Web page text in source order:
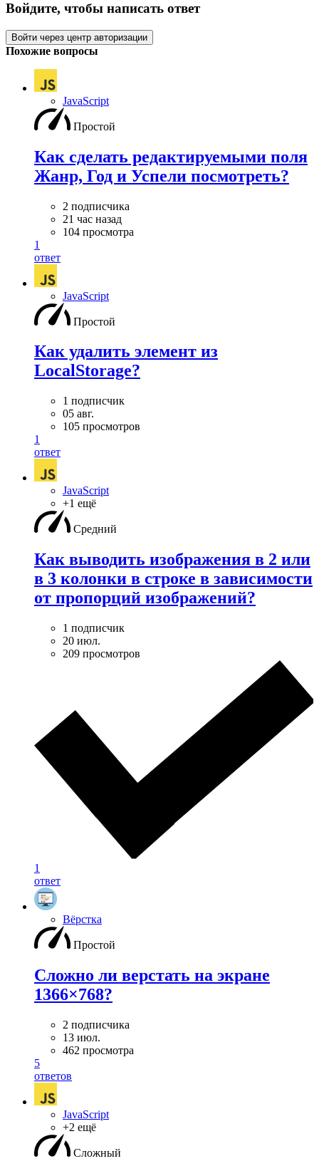
Войдите, чтобы написать ответ
Войти через центр авторизации
Похожие вопросы
JavaScript
Простой
Как сделать редактируемыми поля
Жанр, Год и Успели посмотреть?
2 подписчика
21 час назад
104 просмотра
1
ответ
JavaScript
Простой
Как удалить элемент из
LocalStorage?
1 подписчик
05 авг.
105 просмотров
1
ответ
JavaScript
+1 ещё
Средний
Как выводить изображения в 2 или
в 3 колонки в строке в зависимости
от пропорций изображений?
1 подписчик
20 июл.
209 просмотров
1
ответ
Вёрстка
Простой
Сложно ли верстать на экране
1366×768?
2 подписчика
13 июл.
462 просмотра
5
ответов
JavaScript
+2 ещё
Сложный